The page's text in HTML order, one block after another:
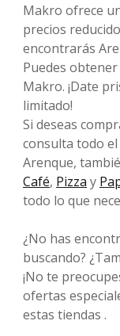
Makro ofrece
precios
encontrarás
Puedes
Makro. ¡Date
limitado!
Si deseas
consulta todo
Arenque,
Café, Pizza y
todo lo que
¿No has
buscando?
¡No te
ofertas
estas tiendas .